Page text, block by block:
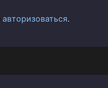
авторизоваться.